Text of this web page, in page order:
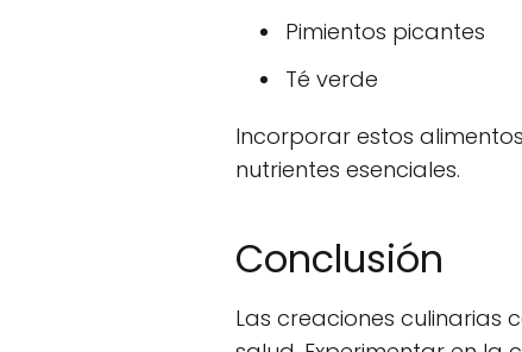
Pimientos picantes
Té verde
Incorporar estos
nutrientes esenciales.
Conclusión
Las creaciones culinarias